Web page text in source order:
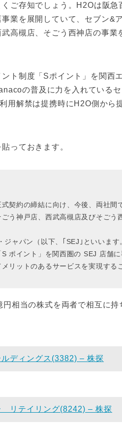
ご存知でしょう。H2Oは阪急
業を展開していて、セブン&
高槻店、そごう西神店の事業
ト制度「Sポイント」を関西
の普及に力を入れている
用解禁は提携時にH2O側から
っておきます。
契約の締結に向け、今後、両社間
ごう神戸店、西武高槻店及びそごう
ジャパン（以下、｢SEJ｣といいま
ポイント」を関西圏の SEJ 店舗に
リットのあるサービスを実現する
相当の株式を両者で相互に
ディングス(3382) – 株探
リテイリング(8242) – 株探